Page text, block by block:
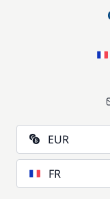
EUR
FR